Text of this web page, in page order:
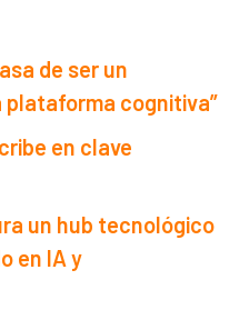
de ser un
plataforma cognitiva”
en clave
un hub tecnológico
en IA y